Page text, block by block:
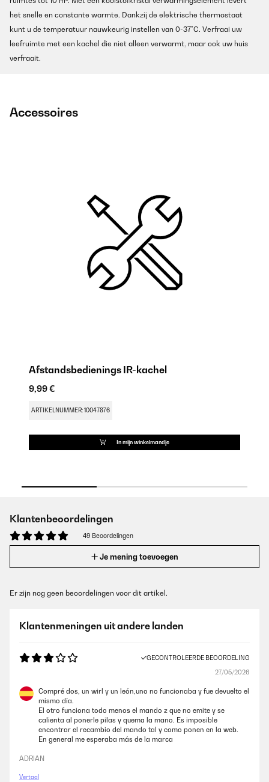
het snelle en constante warmte. Dankzij de elektrische thermostaat
kunt u de temperatuur nauwkeurig instellen van 0-37°C. Verfraai uw
leefruimte met een kachel die niet alleen verwarmt, maar ook uw huis
verfraait.
Accessoires
Afstandsbedienings IR-kachel
9,99 €
ARTIKELNUMMER: 10047876
In mijn winkelmandje
Klantenbeoordelingen
49 Beoordelingen
Je mening toevoegen
Er zijn nog geen beoordelingen voor dit artikel.
Klantenmeningen uit andere landen
GECONTROLEERDE BEOORDELING
27/05/2026
Compré dos, un wirl y un león,uno no funcionaba y fue devuelto el
mismo día.
El otro funciona todo menos el mando z que no emite y se
calienta al ponerle pilas y quema la mano. Es imposible
encontrar el recambio del mando tal y como ponen en la web.
En general me esperaba más de la marca
ADRIAN
Vertaal